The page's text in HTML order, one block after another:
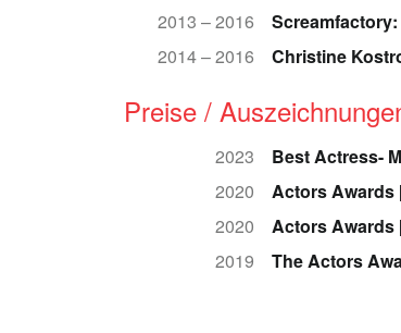
2013 – 2016
2014 – 2016
Christine
Preise /
2023
Best Actress-
2020
Actors Awards
2020
Actors Awards
2019
The Actors